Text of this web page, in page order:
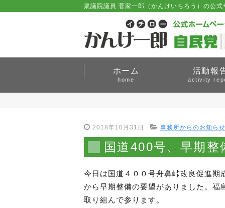
衆議院議員 菅家一郎（かんけいちろう）の公
ホーム
home
活動報
activity
2018年10月31日 事務所からのお知らせ
国道400号、早期
今日は国道４００号舟鼻峠改良促進
から早期整備の要望がありました。
取り組んで参ります。